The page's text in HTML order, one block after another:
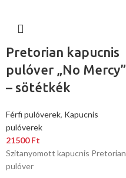
Pretorian kapucnis
pulóver „No Mercy”
– sötétkék
Férfi pulóverek, Kapucnis
pulóverek
21500Ft
Szitanyomott kapucnis Pretorian
pulóver